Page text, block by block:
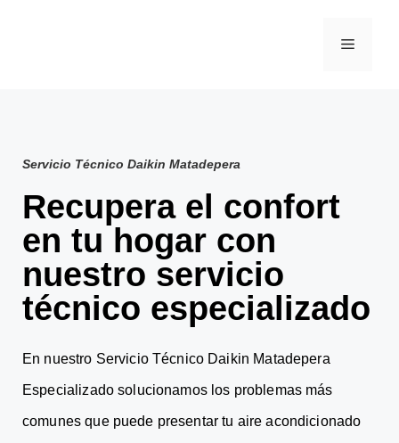
Servicio Técnico Daikin Matadepera
Recupera el confort
en tu hogar con
nuestro servicio
técnico especializado
En nuestro Servicio Técnico Daikin Matadepera
Especializado solucionamos los problemas más
comunes que puede presentar tu aire acondicionado